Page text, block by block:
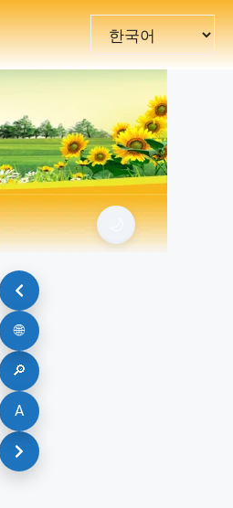
Choose
a
language
🌐
🔎
A